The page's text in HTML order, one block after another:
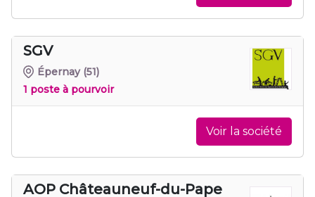
SGV
Épernay (51)
1 poste à pourvoir
Voir la société
AOP Châteauneuf-du-Pape